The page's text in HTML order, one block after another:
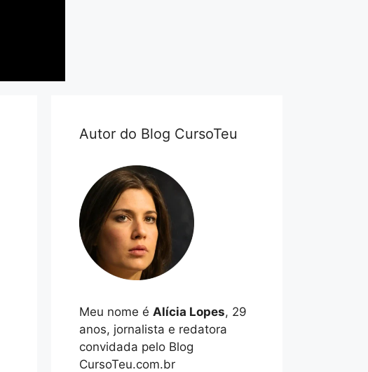
Autor do Blog CursoTeu
Meu nome é Alícia Lopes, 29
anos, jornalista e redatora
convidada pelo Blog
CursoTeu.com.br